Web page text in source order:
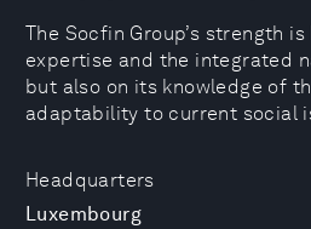
Headquarters
Luxembourg
The Socfin Group’s strength
expertise and the integrated
but also on its knowledge of
adaptability to current social